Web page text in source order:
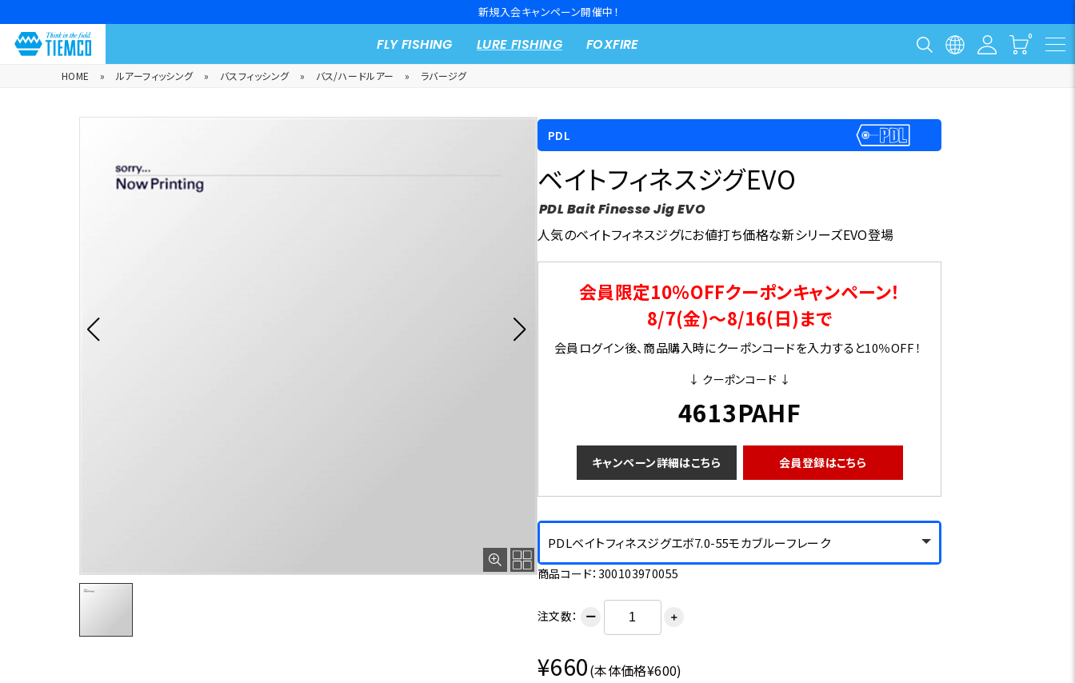
新規入会キャンペーン開催中！
FLY FISHING LURE FISHING FOXFIRE
HOME » ルアーフィッシング » バスフィッシング » バス/ハードルアー » ラバージグ
PDL
ベイトフィネスジグEVO
PDL Bait Finesse Jig EVO
人気のベイトフィネスジグにお値打ち価格な新シリーズEVO登場
会員限定10％OFFクーポンキャンペーン！
8/7(金)～8/16(日)まで
会員ログイン後、商品購入時にクーポンコードを入力すると10％OFF！
↓ クーポンコード ↓
4613PAHF
キャンペーン詳細はこちら 会員登録はこちら
PDLベイトフィネスジグエボ7.0-55モカブルーフレーク
商品コード：300103970055
注文数： ー ＋
¥660(本体価格¥600)